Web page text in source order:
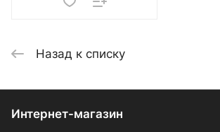
Назад к списку
Интернет-магазин